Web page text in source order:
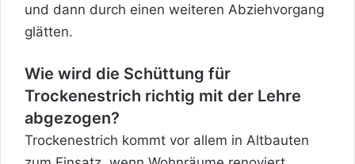
und dann durch einen weiteren Abziehvorgang
glätten.
Wie wird die Schüttung für
Trockenestrich richtig mit der Lehre
abgezogen?
Trockenestrich kommt vor allem in Altbauten